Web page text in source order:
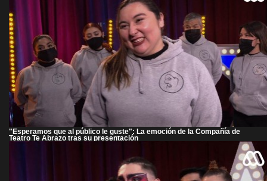
"Esperamos que al público le guste": La emoción de la Compañía de
Teatro Te Abrazo tras su presentación